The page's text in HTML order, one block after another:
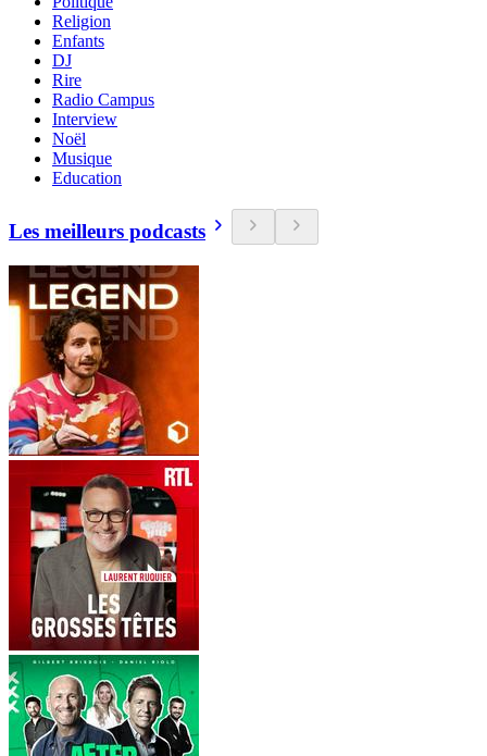
Religion
Enfants
DJ
Rire
Radio Campus
Interview
Noël
Musique
Education
Les meilleurs podcasts